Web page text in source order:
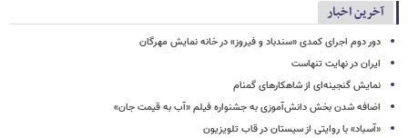
آخرین اخبار
دور دوم اجرای کمدی «سندباد و فیروز» در خانه نمایش مهرگان
ایران در نهایت تنهاست
نمایش گنجینه‌ای از شاهکارهای گمنام
اضافه شدن بخش دانش‌آموزی به جشنواره فیلم «آب به قیمت جان»
«آسباد» با روایتی از سیستان در قاب تلویزیون